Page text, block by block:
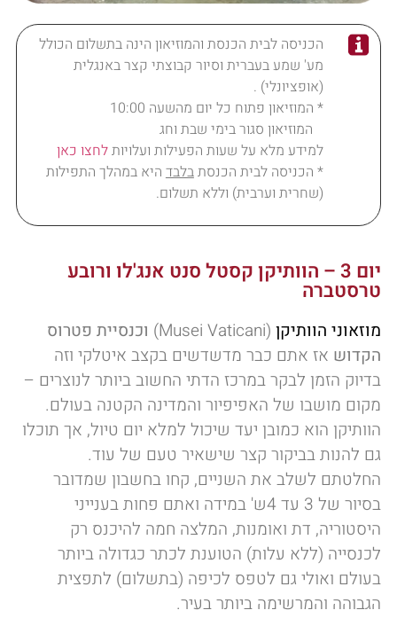
הכניסה לבית הכנסת והמוזיאון הינה בתשלום הכולל
מע' שמע בעברית וסיור קבוצתי קצר באנגלית
(אופציונלי) .
* המוזיאון פתוח כל יום מהשעה 10:00
המוזיאון סגור בימי שבת וחג
למידע מלא על שעות הפעילות ועלויותלחצו כאן
* הכניסה לבית הכנסתבלבד היא במהלך התפילות
(שחרית וערבית) וללא תשלום.
יום 3 – הוותיקן קסטל סנט אנג'לו ורובע
טרסטברה
מוזאוני הוותיקן(Musei Vaticani)
וכנסיית פטרוס
הקדוש אז אתם כבר מדשדשים בקצב איטלקי וזה
בדיוק הזמן לבקר במרכז הדתי החשוב ביותר לנוצרים –
מקום מושבו של האפיפיור והמדינה הקטנה בעולם.
הוותיקן הוא כמובן יעד שיכול למלא יום טיול, אך תוכלו
גם להנות בביקור קצר שישאיר טעם של עוד.
החלטתם לשלב את השניים, קחו בחשבון שמדובר
בסיור של 3 עד 4ש' במידה ואתם פחות בענייני
היסטוריה, דת ואומנות, המלצה חמה להיכנס רק
לכנסייה (ללא עלות) הטוענת לכתר כגדולה ביותר
בעולם ואולי גם לטפס לכיפה (בתשלום) לתפצית
הגבוהה והמרשימה ביותר בעיר.